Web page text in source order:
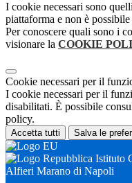
I cookie necessari sono
piattaforma e non è
Per conoscere quali sono i
visionare la COOKIE
Cookie necessari per il
I cookie necessari per il
disabilitati. È possibile
policy.
Accetta tutti Salva le
Istituto
Alfieri Marano di Napoli